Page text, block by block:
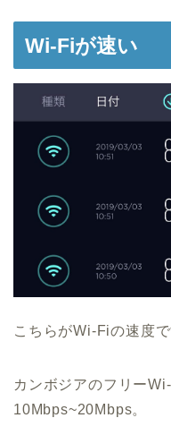
Wi-Fiが速い
こちらがWi-Fiの速度で
カンボジアのフリー
10Mbps~20Mbps。